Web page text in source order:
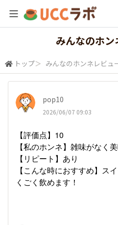
みんなのホ
トップ＞ みんなのホンネレビュ
pop10
2026/06/07 09:03
【評価点】10
【私のホンネ】雑味がなく
【リピート】あり
【こんな時におすすめ】ス
くごく飲めます！